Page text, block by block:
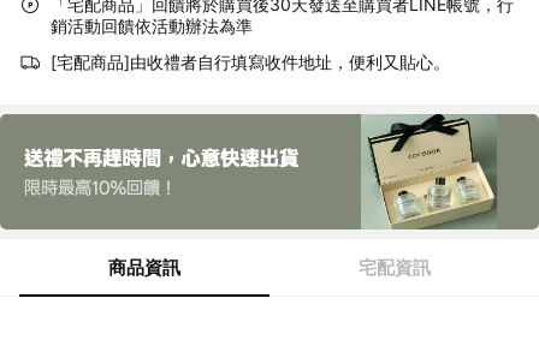
「宅配商品」回饋將於購買後30天發送至購買者LINE帳號，行
銷活動回饋依活動辦法為準
[宅配商品]由收禮者自行填寫收件地址，便利又貼心。
商品資訊 宅配資訊